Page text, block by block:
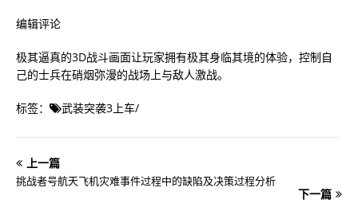
编辑评论
极其逼真的3D战斗画面让玩家拥有极其身临其境的体验，控制自
己的士兵在硝烟弥漫的战场上与敌人激战。
标签： 武装突袭3上车/
上一篇
挑战者号航天飞机灾难事件过程中的缺陷及决策过程分析
下一篇